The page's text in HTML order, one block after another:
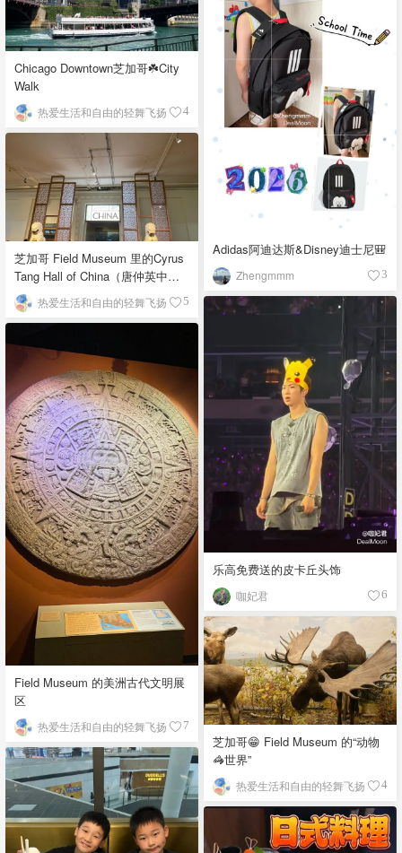
Chicago Downtown芝加哥☘️City
Walk
热爱生活和自由的轻舞飞扬 4
Adidas阿迪达斯&Disney迪士尼🎒
Zhengmmm 3
芝加哥 Field Museum 里的Cyrus
Tang Hall of China（唐仲英中国
馆） 热爱生活和自由的轻舞飞扬 5
乐高免费送的皮卡丘头饰
咖妃君 6
Field Museum 的美洲古代文明展
区
热爱生活和自由的轻舞飞扬 7
芝加哥😁 Field Museum 的“动物
🦓世界”
热爱生活和自由的轻舞飞扬 4